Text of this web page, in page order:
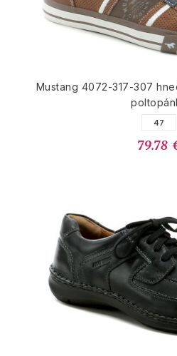
Mustang 4072-317-307
47
79.78